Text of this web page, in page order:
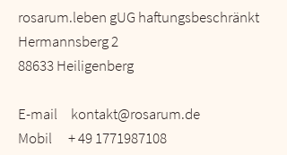
rosarum.leben gUG haftungsbeschränkt
Hermannsberg 2
88633 Heiligenberg
E-mail kontakt@rosarum.de
Mobil +49 1771987108